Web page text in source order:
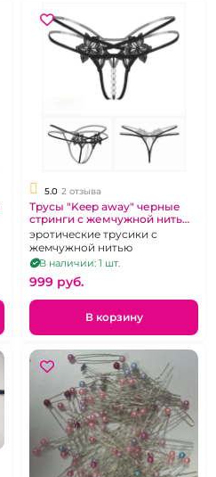
5.0 2 отзыва
Трусы "Keep away" черные
стринги с жемчужной нитью
40-42
эротические трусики с
жемчужной нитью
В наличии: 1 шт.
999 pуб.
В корзину